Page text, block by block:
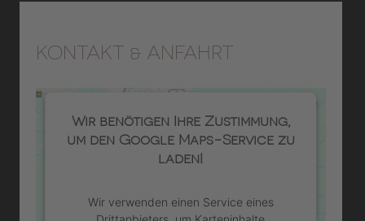
KONTAKT & ANFAHRT
Wir benötigen Ihre Zustimmung,
um den Google Maps-Service zu
laden!
Wir verwenden einen Service eines